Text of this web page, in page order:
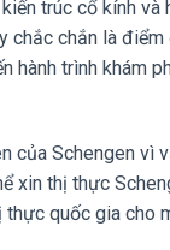
​​trúc cổ kính và
chắc chắn là điểm
hành trình khám
của Schengen vì
xin thị thực
thực quốc gia cho